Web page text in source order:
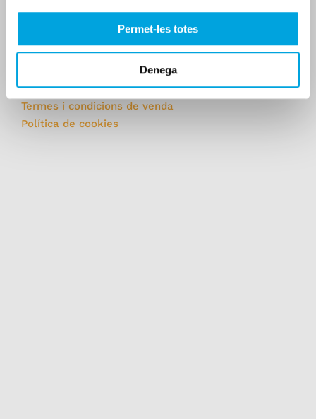
Permet-les totes
Denega
(tardes amb cita prèvia)
Dg: tancat
Política de privacitat
Termes i condicions de venda
Política de cookies